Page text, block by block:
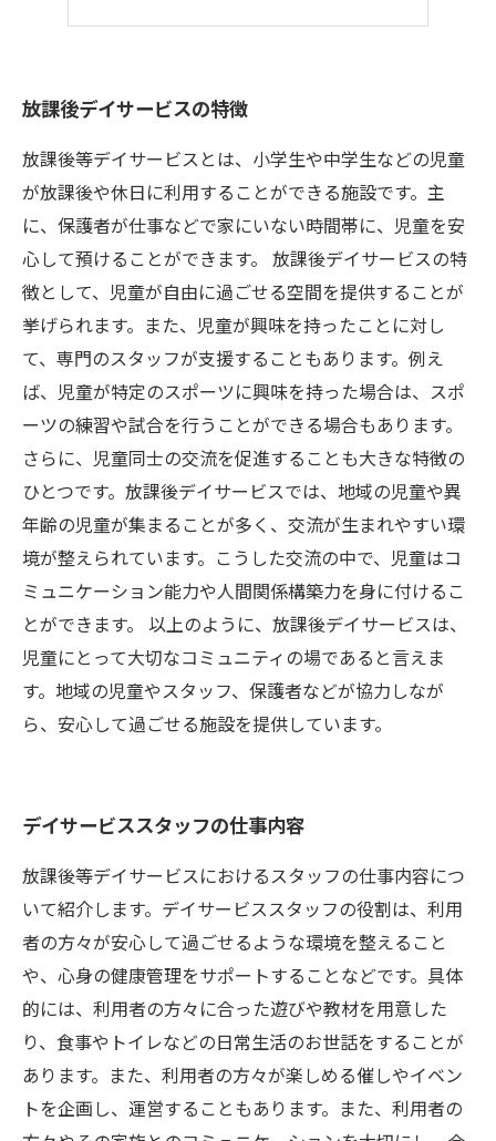
放課後デイサービスの特徴
放課後等デイサービスとは、小学生や中学生などの児童
が放課後や休日に利用することができる施設です。主
に、保護者が仕事などで家にいない時間帯に、児童を安
心して預けることができます。 放課後デイサービスの特
徴として、児童が自由に過ごせる空間を提供することが
挙げられます。また、児童が興味を持ったことに対し
て、専門のスタッフが支援することもあります。例え
ば、児童が特定のスポーツに興味を持った場合は、スポ
ーツの練習や試合を行うことができる場合もあります。
さらに、児童同士の交流を促進することも大きな特徴の
ひとつです。放課後デイサービスでは、地域の児童や異
年齢の児童が集まることが多く、交流が生まれやすい環
境が整えられています。こうした交流の中で、児童はコ
ミュニケーション能力や人間関係構築力を身に付けるこ
とができます。 以上のように、放課後デイサービスは、
児童にとって大切なコミュニティの場であると言えま
す。地域の児童やスタッフ、保護者などが協力しなが
ら、安心して過ごせる施設を提供しています。
デイサービススタッフの仕事内容
放課後等デイサービスにおけるスタッフの仕事内容につ
いて紹介します。デイサービススタッフの役割は、利用
者の方々が安心して過ごせるような環境を整えること
や、心身の健康管理をサポートすることなどです。具体
的には、利用者の方々に合った遊びや教材を用意した
り、食事やトイレなどの日常生活のお世話をすることが
あります。また、利用者の方々が楽しめる催しやイベン
トを企画し、運営することもあります。また、利用者の